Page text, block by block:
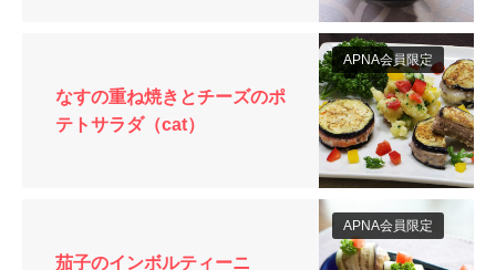
APNA会員限定
なすの重ね焼きとチーズのポ
テトサラダ（cat）
APNA会員限定
茄子のインボルティーニ